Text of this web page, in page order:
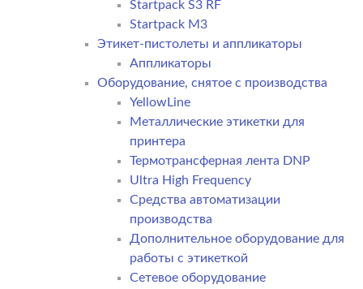
Startpack S3 RF
Startpack M3
Этикет-пистолеты и аппликаторы
Аппликаторы
Оборудование, снятое с производства
YellowLine
Металлические этикетки для
принтера
Термотрансферная лента DNP
Ultra High Frequency
Средства автоматизации
производства
Дополнительное оборудование для
работы с этикеткой
Сетевое оборудование